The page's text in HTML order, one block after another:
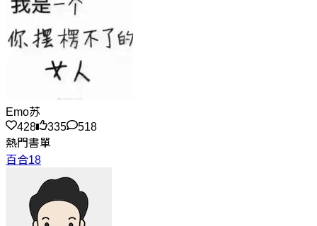
Emo苏
428
335
518
熱門書單
百合18